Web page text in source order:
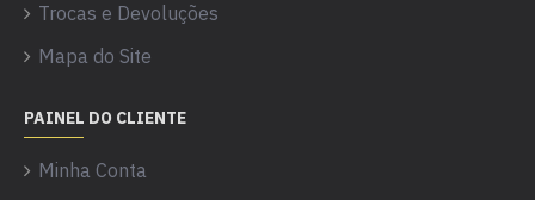
Trocas e Devoluções
Mapa do Site
PAINEL DO CLIENTE
Minha Conta